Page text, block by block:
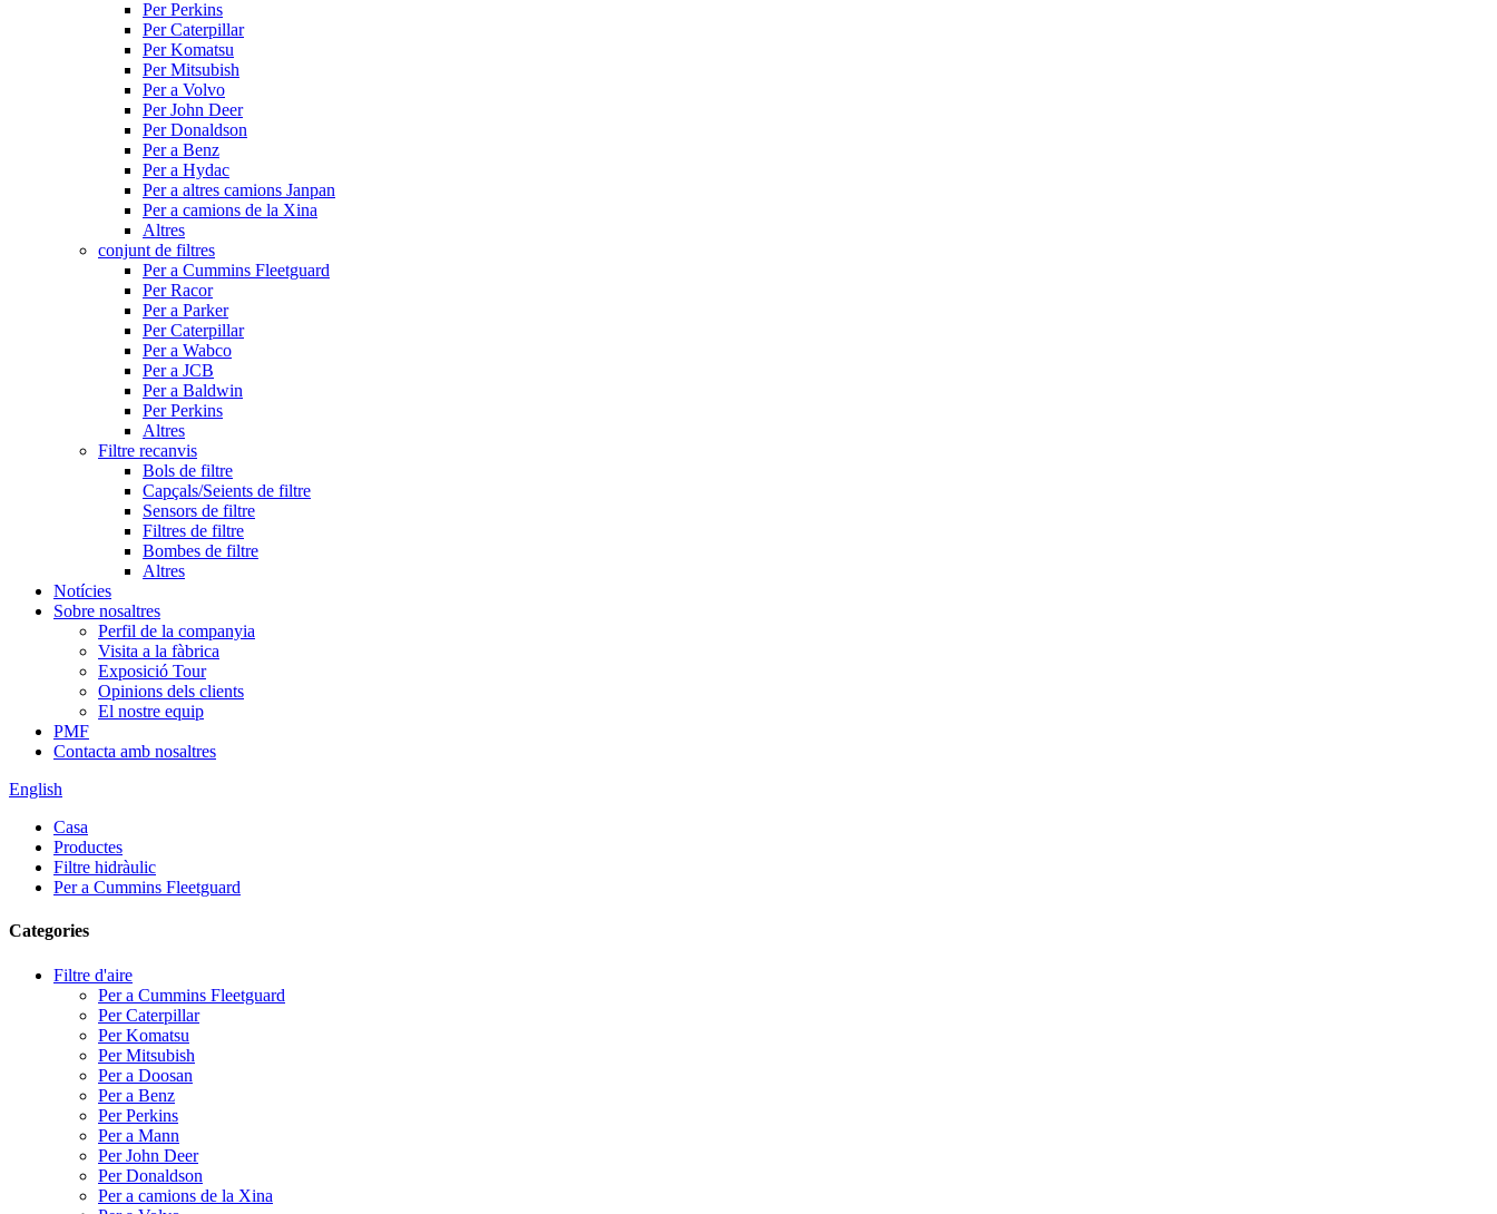
Per Perkins
Per Caterpillar
Per Komatsu
Per Mitsubish
Per a Volvo
Per John Deer
Per Donaldson
Per a Benz
Per a Hydac
Per a altres camions Janpan
Per a camions de la Xina
Altres
conjunt de filtres
Per a Cummins Fleetguard
Per Racor
Per a Parker
Per Caterpillar
Per a Wabco
Per a JCB
Per a Baldwin
Per Perkins
Altres
Filtre recanvis
Bols de filtre
Capçals/Seients de filtre
Sensors de filtre
Filtres de filtre
Bombes de filtre
Altres
Notícies
Sobre nosaltres
Perfil de la companyia
Visita a la fàbrica
Exposició Tour
Opinions dels clients
El nostre equip
PMF
Contacta amb nosaltres
English
Casa
Productes
Filtre hidràulic
Per a Cummins Fleetguard
Categories
Filtre d'aire
Per a Cummins Fleetguard
Per Caterpillar
Per Komatsu
Per Mitsubish
Per a Doosan
Per a Benz
Per Perkins
Per a Mann
Per John Deer
Per Donaldson
Per a camions de la Xina